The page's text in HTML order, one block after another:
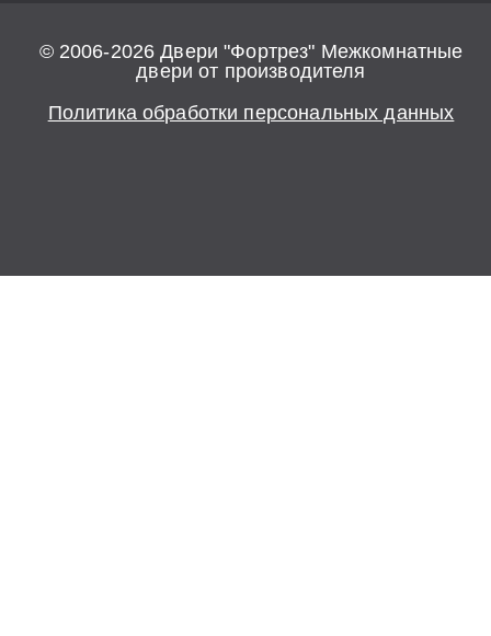
© 2006-2026 Двери "Фортрез" Межкомнатные
двери от производителя
Политика обработки персональных данных